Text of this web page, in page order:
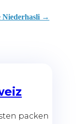
Niederhasli→
packen